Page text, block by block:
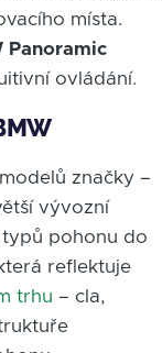
místa.
Panoramic
ovládání.
značky –
vývozní
pohonu do
reflektuje
trhu – cla,